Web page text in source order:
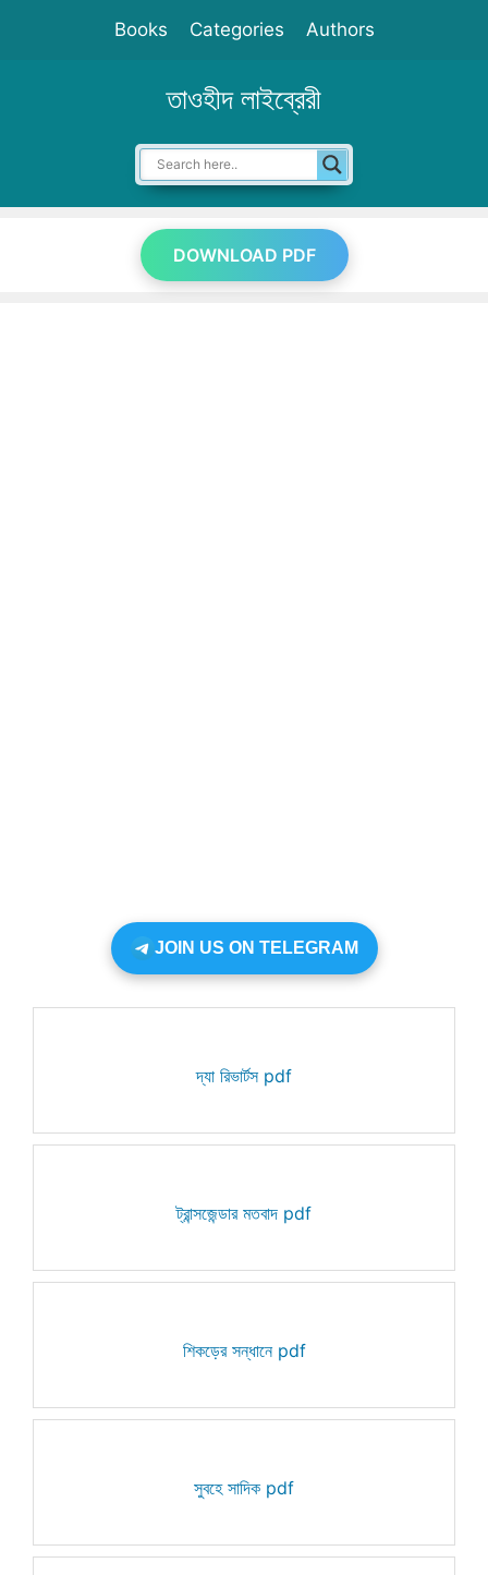
Books Categories Authors
তাওহীদ লাইব্রেরী
DOWNLOAD PDF
JOIN US ON TELEGRAM
দ্যা রিভার্টস pdf
ট্রান্সজেন্ডার মতবাদ pdf
শিকড়ের সন্ধানে pdf
সুবহে সাদিক pdf